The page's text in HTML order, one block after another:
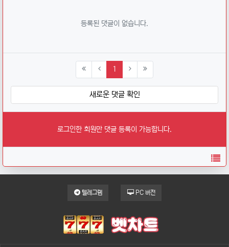
등록된 댓글이 없습니다.
1 (current)
새로운 댓글 확인
로그인한 회원만 댓글 등록이 가능합니다.
목
텔레그램 PC 버전